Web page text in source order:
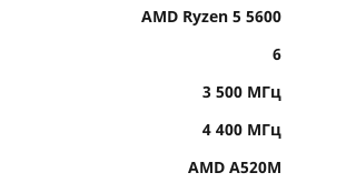
AMD Ryzen 5 5600
6
3 500 МГц
4 400 МГц
AMD A520M